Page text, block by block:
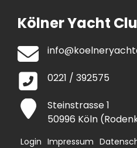
Kölner Yacht
0221 / 392575
Steinstrasse 1
50996 Köln
Login Impressum